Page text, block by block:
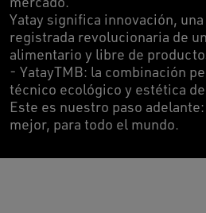
Yatay significa innovación,
registrada revolucionaria de
alimentario y libre de
- YatayTMB: la combinación
técnico ecológico y estética
Este es nuestro paso
mejor, para todo el mundo.